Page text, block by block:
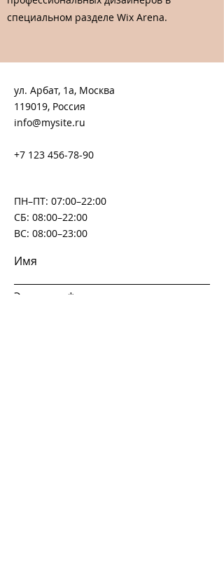
специальном разделе Wix Arena.
ул. Арбат, 1а, Москва
119019, Россия
info@mysite.ru
+7 123 456-78-90
ПН–ПТ: 07:00–22:00
СБ: 08:00–22:00
ВС: 08:00–23:00
Имя
Эл. почта